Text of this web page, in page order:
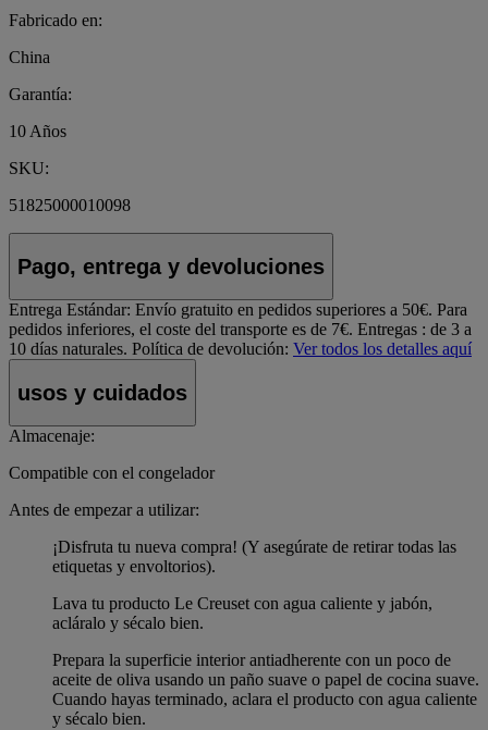
Fabricado en:
China
Garantía:
10 Años
SKU:
51825000010098
Pago, entrega y devoluciones
Entrega Estándar: Envío gratuito en pedidos superiores a 50€. Para
pedidos inferiores, el coste del transporte es de 7€. Entregas : de 3 a
10 días naturales. Política de devolución: Ver todos los detalles aquí
usos y cuidados
Almacenaje:
Compatible con el congelador
Antes de empezar a utilizar:
¡Disfruta tu nueva compra! (Y asegúrate de retirar todas las
etiquetas y envoltorios).
Lava tu producto Le Creuset con agua caliente y jabón,
acláralo y sécalo bien.
Prepara la superficie interior antiadherente con un poco de
aceite de oliva usando un paño suave o papel de cocina suave.
Cuando hayas terminado, aclara el producto con agua caliente
y sécalo bien.